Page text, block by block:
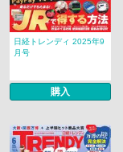
日経トレンディ 2025年9
月号
購入